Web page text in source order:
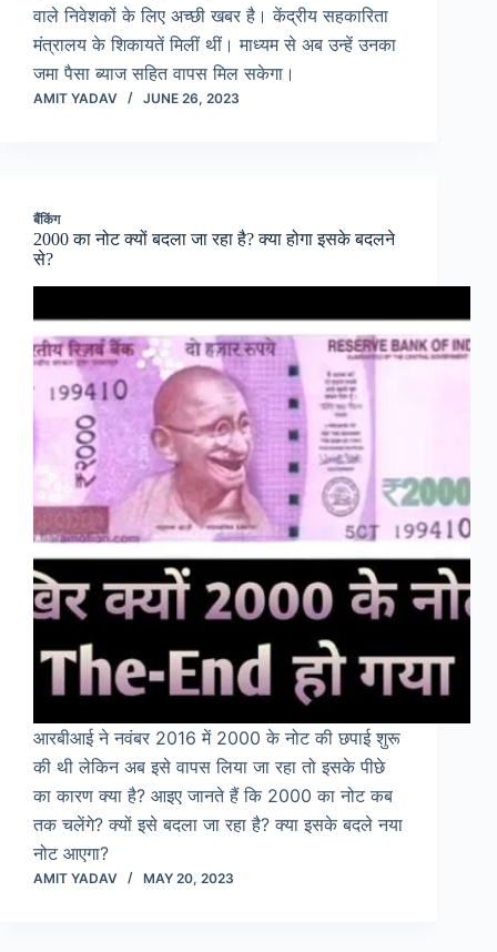
वाले निवेशकों के लिए अच्छी खबर है। केंद्रीय सहकारिता
मंत्रालय के शिकायतें मिलीं थीं। माध्यम से अब उन्हें उनका
जमा पैसा ब्याज सहित वापस मिल सकेगा।
AMIT YADAV JUNE 26, 2023
बैंकिंग
2000 का नोट क्यों बदला जा रहा है? क्या होगा इसके बदलने
से?
आरबीआई ने नवंबर 2016 में 2000 के नोट की छपाई शुरू
की थी लेकिन अब इसे वापस लिया जा रहा तो इसके पीछे
का कारण क्या है? आइए जानते हैं कि 2000 का नोट कब
तक चलेंगे? क्यों इसे बदला जा रहा है? क्या इसके बदले नया
नोट आएगा?
AMIT YADAV MAY 20, 2023